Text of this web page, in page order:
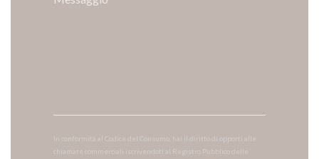
In conformità al Codice del Consumo, hai il diritto di opporti alle
chiamate commerciali iscrivendoti al Registro Pubblico delle